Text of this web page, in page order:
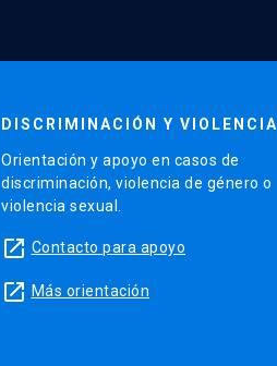
DISCRIMINACIÓN Y VIOLENCIA
Orientación y apoyo en casos de
discriminación, violencia de género o
violencia sexual.
launch Contacto para apoyo
launch Más orientación